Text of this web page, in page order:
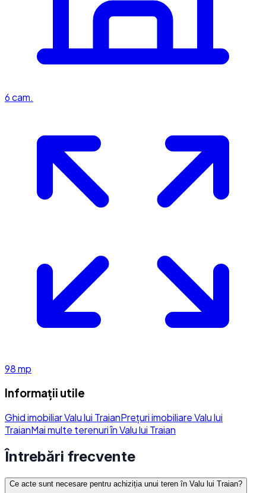
6cam.
98mp
Informații utile
Ghid imobiliar Valu lui TraianPrețuri imobiliare Valu lui
TraianMai multe terenuri în Valu lui Traian
Întrebări frecvente
Ce acte sunt necesare pentru achiziția unui teren în Valu lui Traian?